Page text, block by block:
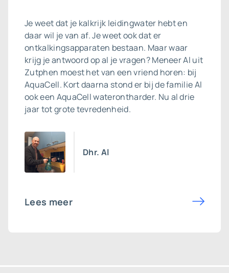
Je weet dat je kalkrijk leidingwater hebt en
daar wil je van af. Je weet ook dat er
ontkalkingsapparaten bestaan. Maar waar
krijg je antwoord op al je vragen? Meneer Al uit
Zutphen moest het van een vriend horen: bij
AquaCell. Kort daarna stond er bij de familie Al
ook een AquaCell waterontharder. Nu al drie
jaar tot grote tevredenheid.
Dhr. Al
Lees meer